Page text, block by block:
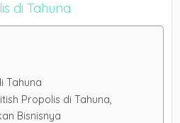
Tahuna
Propolis di Tahuna,
Bisnisnya